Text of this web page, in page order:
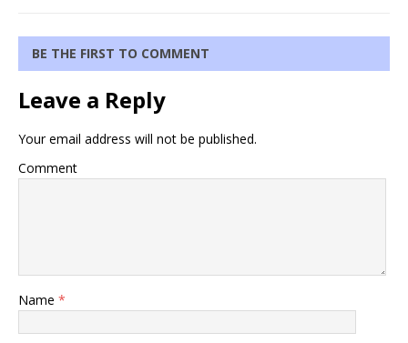
BE THE FIRST TO COMMENT
Leave a Reply
Your email address will not be published.
Comment
Name *